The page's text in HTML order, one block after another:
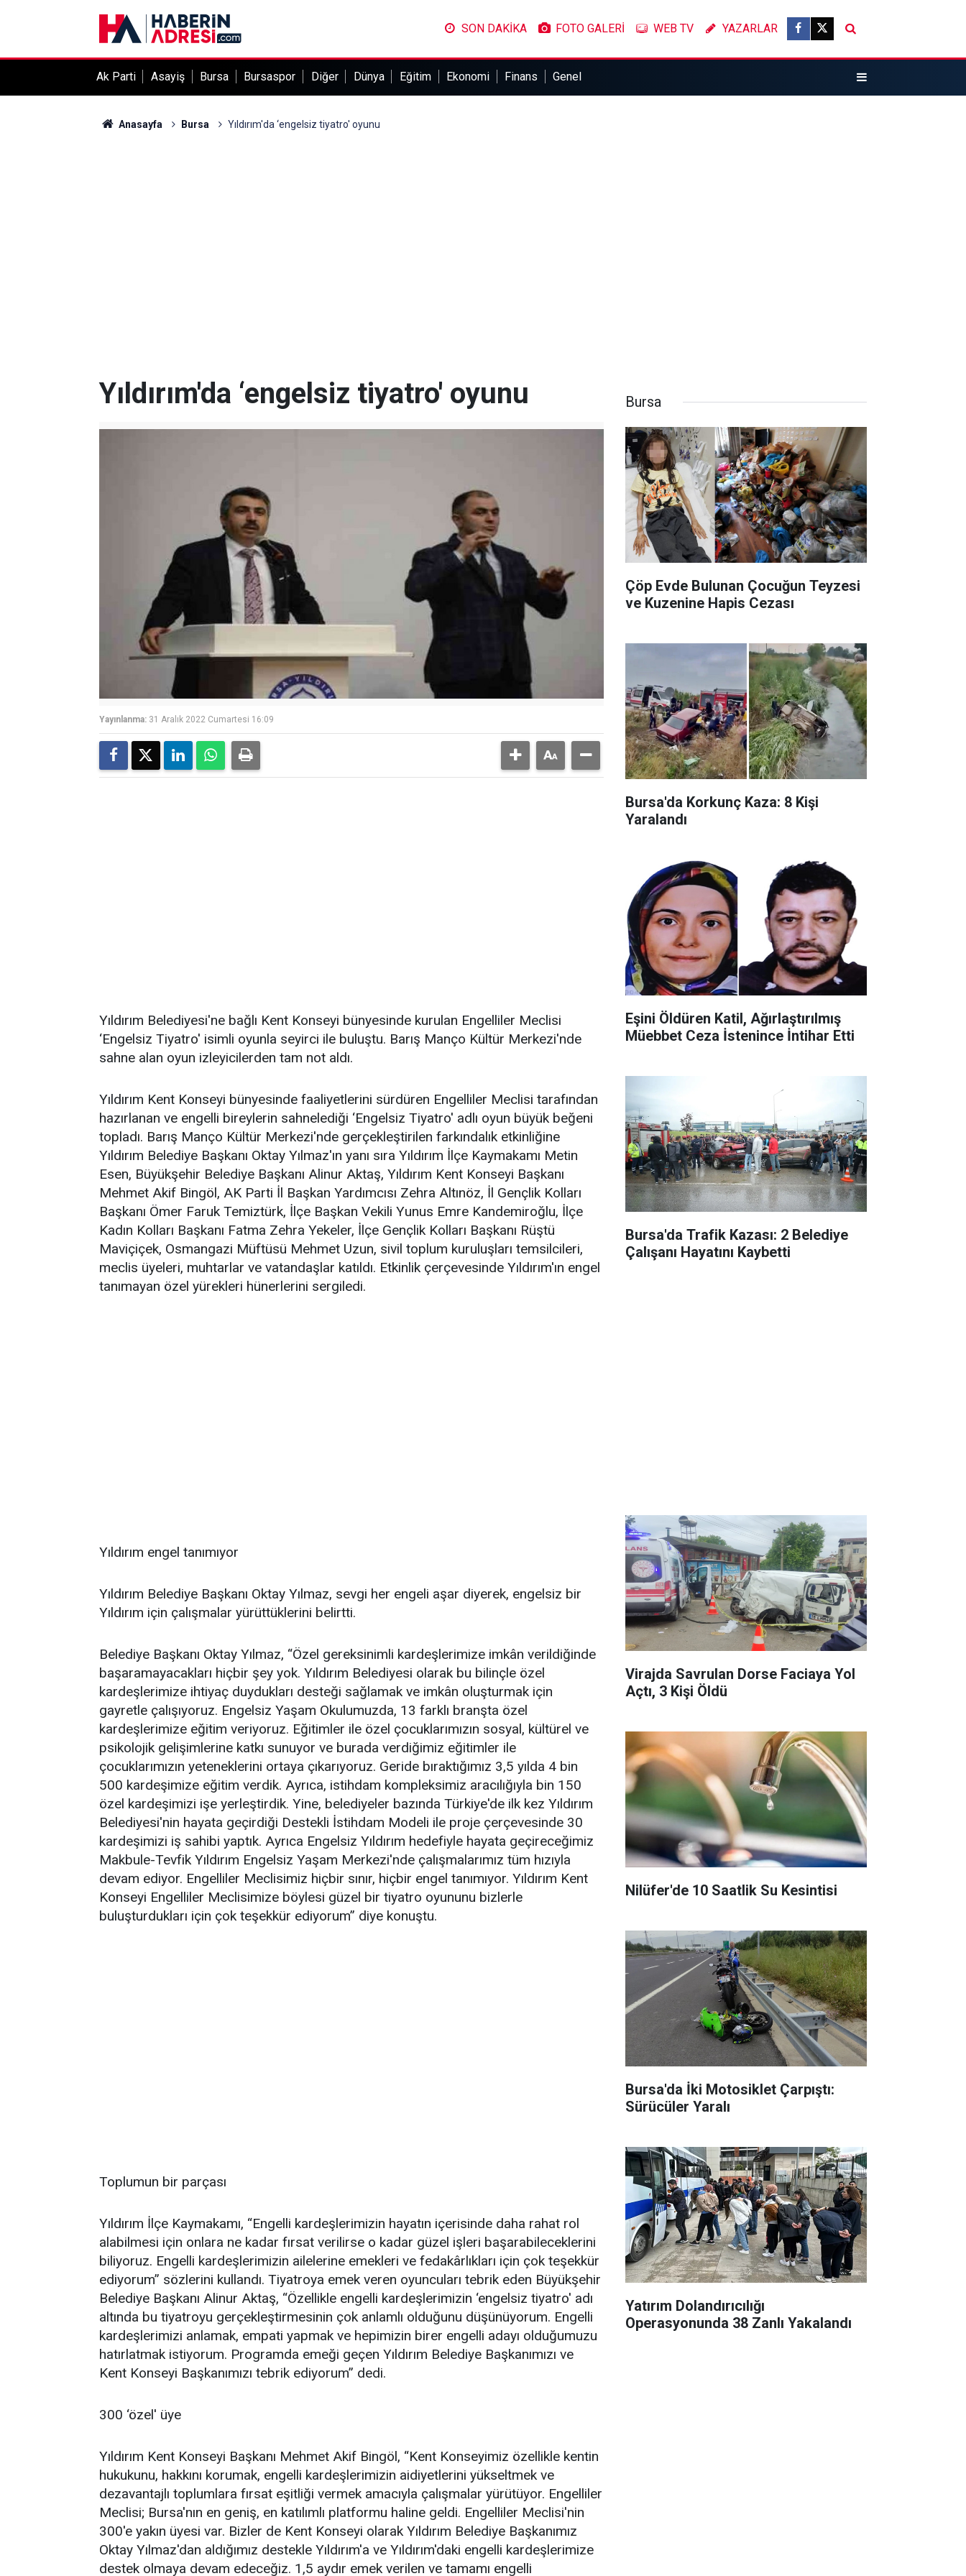
SON DAKİKA FOTO GALERİ WEB TV YAZARLAR
Ak Parti Asayiş Bursa Bursaspor Diğer Dünya Eğitim Ekonomi Finans Genel
Anasayfa Bursa Yıldırım'da ‘engelsiz tiyatro' oyunu
Yıldırım'da ‘engelsiz tiyatro' oyunu
Yayınlanma: 31 Aralık 2022 Cumartesi 16:09
Yıldırım Belediyesi'ne bağlı Kent Konseyi bünyesinde kurulan Engelliler Meclisi
‘Engelsiz Tiyatro' isimli oyunla seyirci ile buluştu. Barış Manço Kültür Merkezi'nde
sahne alan oyun izleyicilerden tam not aldı.
Yıldırım Kent Konseyi bünyesinde faaliyetlerini sürdüren Engelliler Meclisi tarafından
hazırlanan ve engelli bireylerin sahnelediği ‘Engelsiz Tiyatro' adlı oyun büyük beğeni
topladı. Barış Manço Kültür Merkezi'nde gerçekleştirilen farkındalık etkinliğine
Yıldırım Belediye Başkanı Oktay Yılmaz'ın yanı sıra Yıldırım İlçe Kaymakamı Metin
Esen, Büyükşehir Belediye Başkanı Alinur Aktaş, Yıldırım Kent Konseyi Başkanı
Mehmet Akif Bingöl, AK Parti İl Başkan Yardımcısı Zehra Altınöz, İl Gençlik Kolları
Başkanı Ömer Faruk Temiztürk, İlçe Başkan Vekili Yunus Emre Kandemiroğlu, İlçe
Kadın Kolları Başkanı Fatma Zehra Yekeler, İlçe Gençlik Kolları Başkanı Rüştü
Maviçiçek, Osmangazi Müftüsü Mehmet Uzun, sivil toplum kuruluşları temsilcileri,
meclis üyeleri, muhtarlar ve vatandaşlar katıldı. Etkinlik çerçevesinde Yıldırım'ın engel
tanımayan özel yürekleri hünerlerini sergiledi.
Yıldırım engel tanımıyor
Yıldırım Belediye Başkanı Oktay Yılmaz, sevgi her engeli aşar diyerek, engelsiz bir
Yıldırım için çalışmalar yürüttüklerini belirtti.
Belediye Başkanı Oktay Yılmaz, “Özel gereksinimli kardeşlerimize imkân verildiğinde
başaramayacakları hiçbir şey yok. Yıldırım Belediyesi olarak bu bilinçle özel
kardeşlerimize ihtiyaç duydukları desteği sağlamak ve imkân oluşturmak için
gayretle çalışıyoruz. Engelsiz Yaşam Okulumuzda, 13 farklı branşta özel
kardeşlerimize eğitim veriyoruz. Eğitimler ile özel çocuklarımızın sosyal, kültürel ve
psikolojik gelişimlerine katkı sunuyor ve burada verdiğimiz eğitimler ile
çocuklarımızın yeteneklerini ortaya çıkarıyoruz. Geride bıraktığımız 3,5 yılda 4 bin
500 kardeşimize eğitim verdik. Ayrıca, istihdam kompleksimiz aracılığıyla bin 150
özel kardeşimizi işe yerleştirdik. Yine, belediyeler bazında Türkiye'de ilk kez Yıldırım
Belediyesi'nin hayata geçirdiği Destekli İstihdam Modeli ile proje çerçevesinde 30
kardeşimizi iş sahibi yaptık. Ayrıca Engelsiz Yıldırım hedefiyle hayata geçireceğimiz
Makbule-Tevfik Yıldırım Engelsiz Yaşam Merkezi'nde çalışmalarımız tüm hızıyla
devam ediyor. Engelliler Meclisimiz hiçbir sınır, hiçbir engel tanımıyor. Yıldırım Kent
Konseyi Engelliler Meclisimize böylesi güzel bir tiyatro oyununu bizlerle
buluşturdukları için çok teşekkür ediyorum” diye konuştu.
Toplumun bir parçası
Yıldırım İlçe Kaymakamı, “Engelli kardeşlerimizin hayatın içerisinde daha rahat rol
alabilmesi için onlara ne kadar fırsat verilirse o kadar güzel işleri başarabileceklerini
biliyoruz. Engelli kardeşlerimizin ailelerine emekleri ve fedakârlıkları için çok teşekkür
ediyorum” sözlerini kullandı. Tiyatroya emek veren oyuncuları tebrik eden Büyükşehir
Belediye Başkanı Alinur Aktaş, “Özellikle engelli kardeşlerimizin ‘engelsiz tiyatro' adı
altında bu tiyatroyu gerçekleştirmesinin çok anlamlı olduğunu düşünüyorum. Engelli
kardeşlerimizi anlamak, empati yapmak ve hepimizin birer engelli adayı olduğumuzu
hatırlatmak istiyorum. Programda emeği geçen Yıldırım Belediye Başkanımızı ve
Kent Konseyi Başkanımızı tebrik ediyorum” dedi.
300 ‘özel' üye
Yıldırım Kent Konseyi Başkanı Mehmet Akif Bingöl, “Kent Konseyimiz özellikle kentin
hukukunu, hakkını korumak, engelli kardeşlerimizin aidiyetlerini yükseltmek ve
dezavantajlı toplumlara fırsat eşitliği vermek amacıyla çalışmalar yürütüyor. Engelliler
Meclisi; Bursa'nın en geniş, en katılımlı platformu haline geldi. Engelliler Meclisi'nin
300'e yakın üyesi var. Bizler de Kent Konseyi olarak Yıldırım Belediye Başkanımız
Oktay Yılmaz'dan aldığımız destekle Yıldırım'a ve Yıldırım'daki engelli kardeşlerimize
destek olmaya devam edeceğiz. 1,5 aydır emek verilen ve tamamı engelli
Bursa
Çöp Evde Bulunan Çocuğun Teyzesi
ve Kuzenine Hapis Cezası
Bursa'da Korkunç Kaza: 8 Kişi
Yaralandı
Eşini Öldüren Katil, Ağırlaştırılmış
Müebbet Ceza İstenince İntihar Etti
Bursa'da Trafik Kazası: 2 Belediye
Çalışanı Hayatını Kaybetti
Virajda Savrulan Dorse Faciaya Yol
Açtı, 3 Kişi Öldü
Nilüfer'de 10 Saatlik Su Kesintisi
Bursa'da İki Motosiklet Çarpıştı:
Sürücüler Yaralı
Yatırım Dolandırıcılığı
Operasyonunda 38 Zanlı Yakalandı